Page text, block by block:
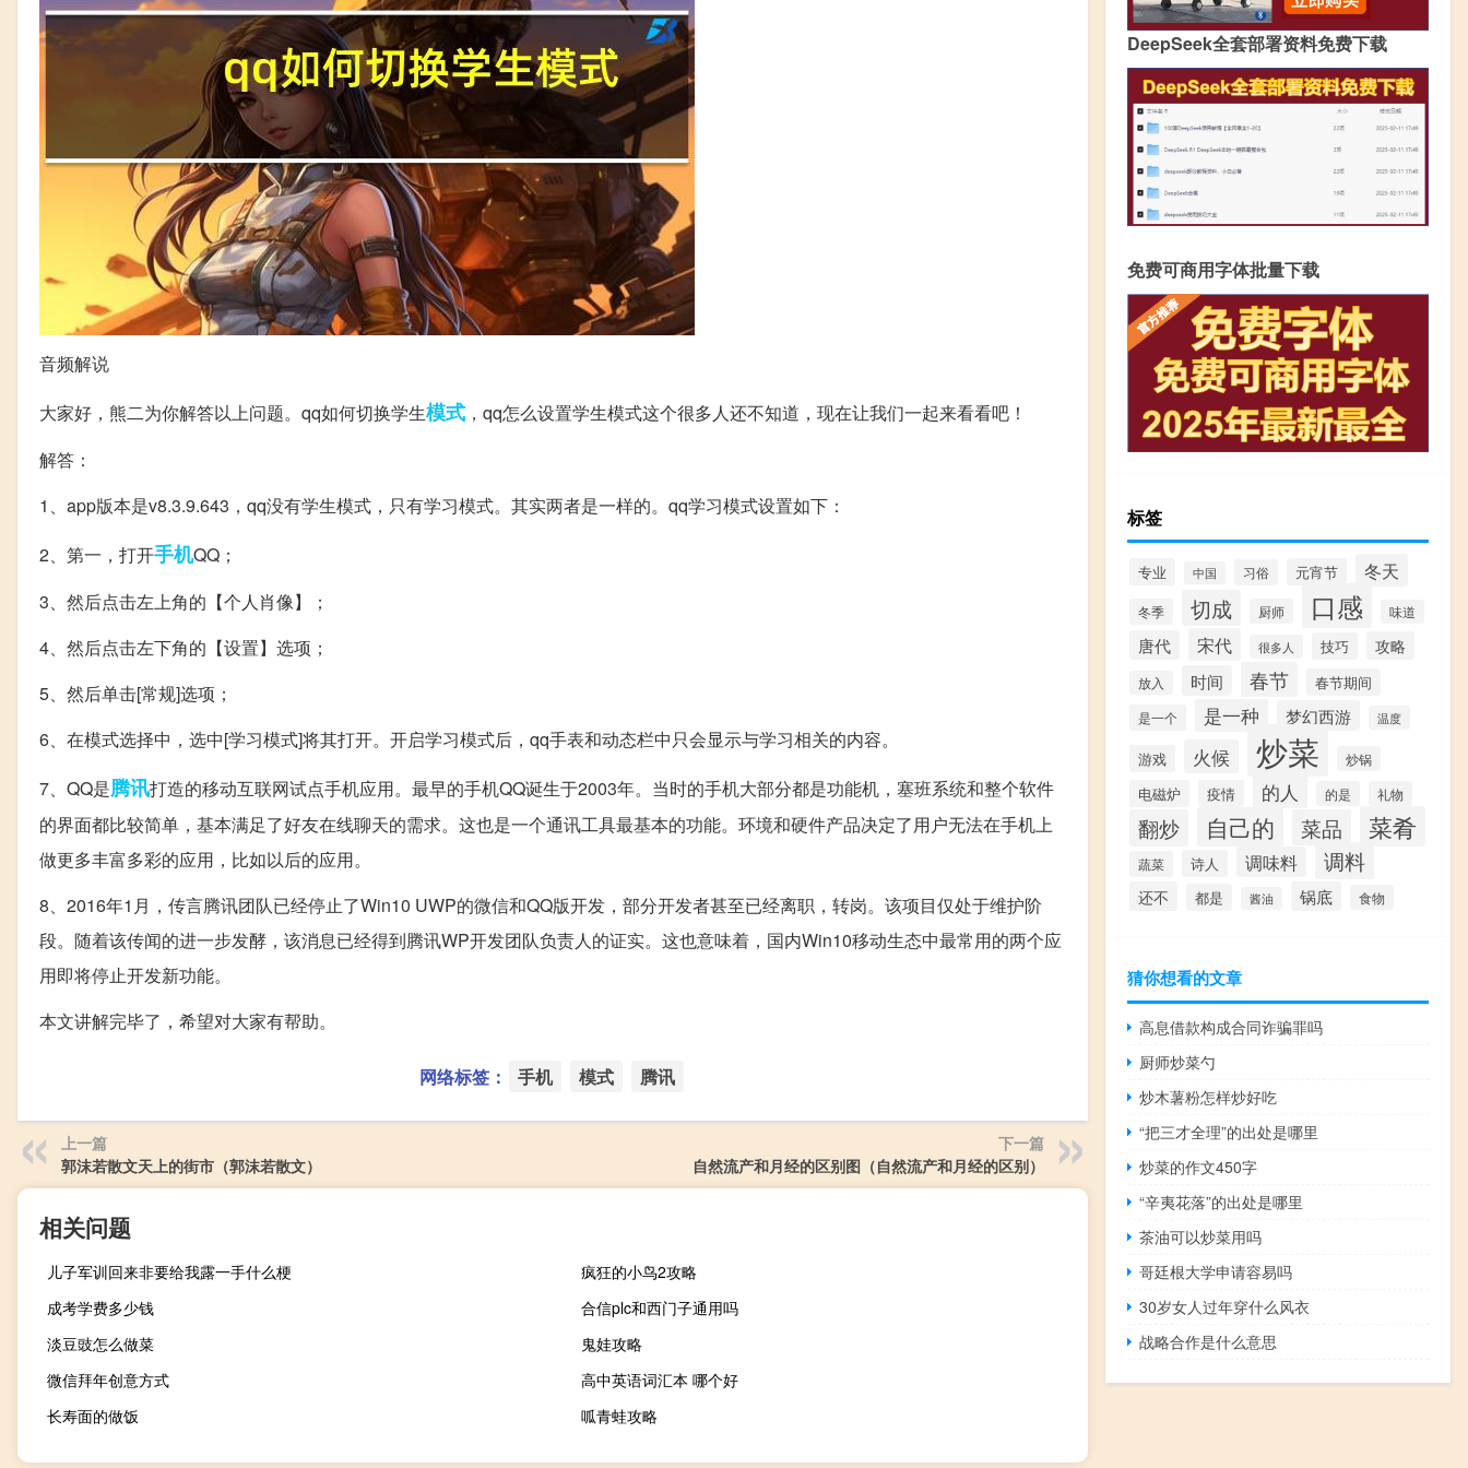
音频解说
大家好，熊二为你解答以上问题。qq如何切换学生模式 ，qq怎么设置学生模式这个很多人还不知道，现在让我们一起来看看吧！
解答：
1、app版本是v8.3.9.643，qq没有学生模式，只有学习模式。其实两者是一样的。qq学习模式设置如下：
2、第一，打开手机QQ；
3、然后点击左上角的【个人肖像】；
4、然后点击左下角的【设置】选项；
5、然后单击[常规]选项；
6、在模式选择中，选中[学习模式]将其打开。开启学习模式后，qq手表和动态栏中只会显示与学习相关的内容。
7、QQ是腾讯打造的移动互联网试点手机应用。最早的手机QQ诞生于2003年。当时的手机大部分都是功能机，塞班系统和整个软件
的界面都比较简单，基本满足了好友在线聊天的需求。这也是一个通讯工具最基本的功能。环境和硬件产品决定了用户无法在手机上
做更多丰富多彩的应用，比如以后的应用。
8、2016年1月，传言腾讯团队已经停止了Win10 UWP的微信和QQ版开发，部分开发者甚至已经离职，转岗。该项目仅处于维护阶
段。随着该传闻的进一步发酵，该消息已经得到腾讯WP开发团队负责人的证实。这也意味着，国内Win10移动生态中最常用的两个应
用即将停止开发新功能。
本文讲解完毕了，希望对大家有帮助。
网络标签： 手机 模式 腾讯
上一篇
郭沫若散文天上的街市（郭沫若散文）
下一篇
自然流产和月经的区别图（自然流产和月经的区别）
相关问题
儿子军训回来非要给我露一手什么梗
疯狂的小鸟2攻略
成考学费多少钱
合信plc和西门子通用吗
淡豆豉怎么做菜
鬼娃攻略
微信拜年创意方式
高中英语词汇本 哪个好
长寿面的做饭
呱青蛙攻略
DeepSeek全套部署资料免费下载
免费可商用字体批量下载
标签
专业 中国 习俗 元宵节 冬天
冬季 切成 厨师 口感 味道
唐代 宋代 很多人 技巧 攻略
放入 时间 春节 春节期间
是一个 是一种 梦幻西游 温度
游戏 火候 炒菜 炒锅
电磁炉 疫情 的人 的是 礼物
翻炒 自己的 菜品 菜肴
蔬菜 诗人 调味料 调料
还不 都是 酱油 锅底 食物
猜你想看的文章
高息借款构成合同诈骗罪吗
厨师炒菜勺
炒木薯粉怎样炒好吃
“把三才全理”的出处是哪里
炒菜的作文450字
“辛夷花落”的出处是哪里
茶油可以炒菜用吗
哥廷根大学申请容易吗
30岁女人过年穿什么风衣
战略合作是什么意思